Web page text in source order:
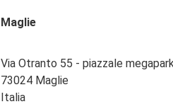
Maglie
Via Otranto 55 - piazzale
73024 Maglie
Italia